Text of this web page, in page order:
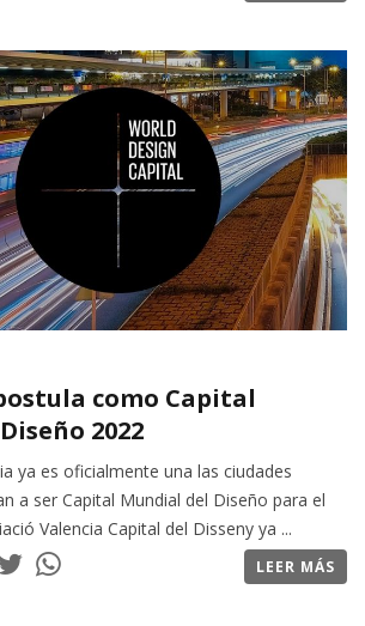
como Capital
2022
ya es oficialmente una las ciudades
a ser Capital Mundial del Diseño para el
Valencia Capital del Disseny ya ...
LEER MÁS